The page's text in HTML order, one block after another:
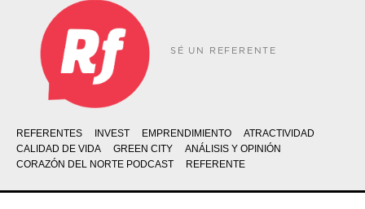
SÉ UN REFERENTE
REFERENTES INVEST EMPRENDIMIENTO
ATRACTIVIDAD
CALIDAD DE VIDA
GREEN CITY
ANÁLISIS Y OPINIÓN
CORAZÓN DEL NORTE PODCAST
REFERENTE